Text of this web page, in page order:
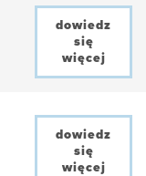
dowiedz
się
więcej
dowiedz
się
więcej